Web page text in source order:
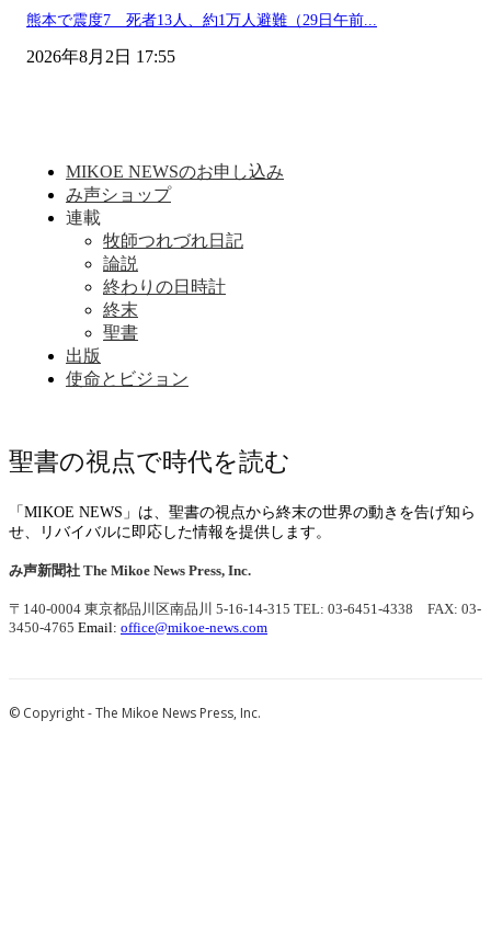
熊本で震度7 死者13人、約1万人避難（29日午前...
2026年8月2日 17:55
MIKOE NEWSのお申し込み
み声ショップ
連載
牧師つれづれ日記
論説
終わりの日時計
終末
聖書
出版
使命とビジョン
聖書の視点で時代を読む
「MIKOE NEWS」は、聖書の視点から終末の世界の動きを告げ知ら
せ、リバイバルに即応した情報を提供します。
み声新聞社 The Mikoe News Press, Inc.
〒140-0004 東京都品川区南品川 5-16-14-315 TEL: 03-6451-4338 FAX: 03-
3450-4765 Email: office@mikoe-news.com
© Copyright - The Mikoe News Press, Inc.